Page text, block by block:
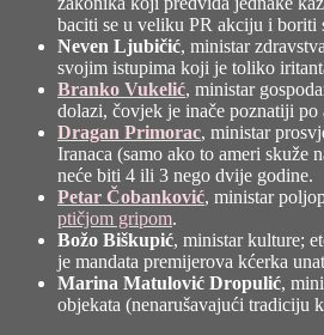
baciti se u veliku PR akciju i boriti
Neven Ljubičić, ministar
svojim istupima koji je toliko
Branko Vukelić, ministar
dolazi, čovjek je inače poznatiji po
Dragan Primorac, ministar
Iranaca (samo ako to ameri skuže
neće biti 4 ili 3 nego dvije godine.
Petar Čobanković, ministar
ptičjom gripom.
Božo Biškupić, ministar kulture;
je mandata premijerova kćerka
Marina Matulović Dropulić,
objekata (nenarušavajući tradiciju